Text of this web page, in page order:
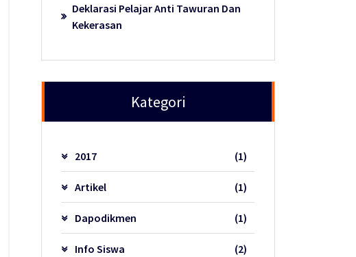
Deklarasi Pelajar Anti Tawuran Dan
Kekerasan
Kategori
2017 (1)
Artikel (1)
Dapodikmen (1)
Info Siswa (2)